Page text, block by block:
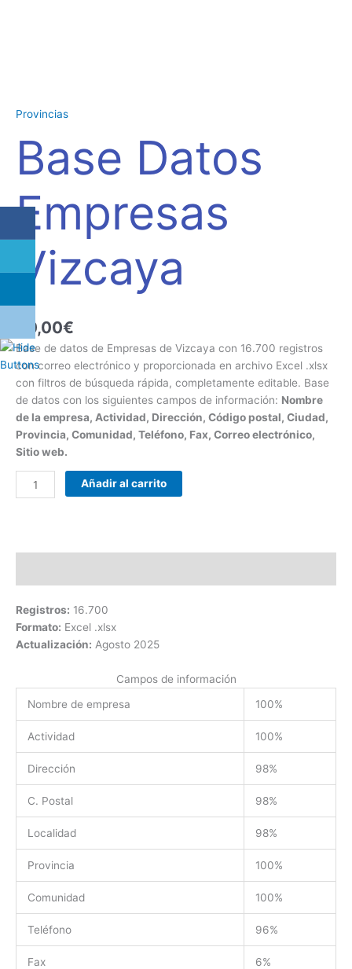
Provincias
Base Datos
Empresas
Vizcaya
80,00€
Base de datos de Empresas de Vizcaya con 16.700 registros
con correo electrónico y proporcionada en archivo Excel .xlsx
con filtros de búsqueda rápida, completamente editable. Base
de datos con los siguientes campos de información: Nombre
de la empresa, Actividad, Dirección, Código postal, Ciudad,
Provincia, Comunidad, Teléfono, Fax, Correo electrónico,
Sitio web.
Añadir al carrito
Registros: 16.700
Formato: Excel .xlsx
Actualización: Agosto 2025
Campos de información
Nombre de empresa
100%
Actividad 100%
Dirección 98%
C. Postal 98%
Localidad 98%
Provincia 100%
Comunidad 100%
Teléfono 96%
Fax 6%